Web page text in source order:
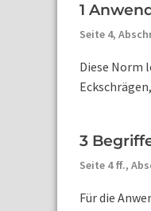
1
Seite 4,
Diese Norm
3
Seite 4 ff.,
Für die